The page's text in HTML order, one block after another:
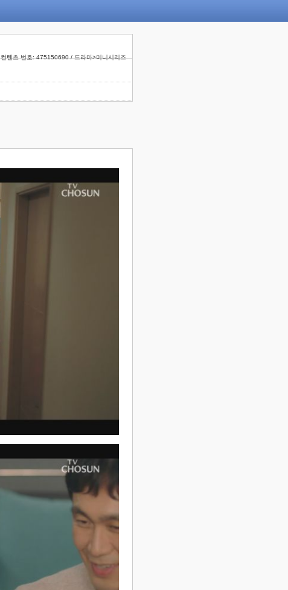
컨텐츠 번호: 475150690 / 드라마>미니시리즈